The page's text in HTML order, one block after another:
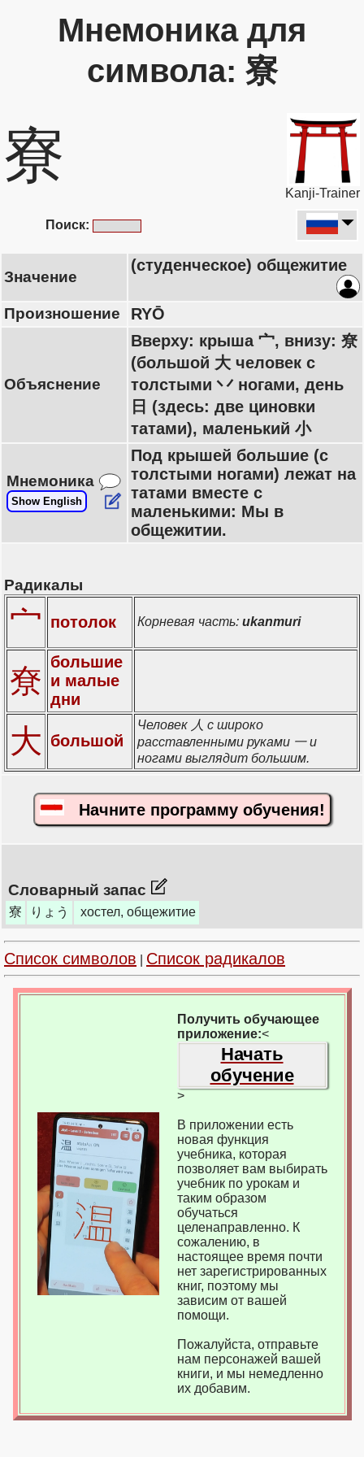
Мнемоника для
символа: 寮
寮
Kanji-Trainer
Поиск:
Значение
(студенческое) общежитие
Произношение RYŌ
Объяснение
Вверху: крыша 宀, внизу: 尞
(большой 大 человек с
толстыми 丷 ногами, день
日 (здесь: две циновки
татами), маленький 小
Мнемоника
Show English
Под крышей большие (с
толстыми ногами) лежат на
татами вместе с
маленькими: Мы в
общежитии.
Радикалы
宀 потолок Корневая часть: ukanmuri
尞
большие
и малые
дни
大 большой
Человек 人 с широко
расставленными руками 一 и
ногами выглядит большим.
Начните программу обучения!
Словарный запас
寮 りょう хостел, общежитие
Список символов Список радикалов
Получить обучающее
приложение:<
Начать
обучение
>
В приложении есть
новая функция
учебника, которая
позволяет вам выбирать
учебник по урокам и
таким образом
обучаться
целенаправленно. К
сожалению, в
настоящее время почти
нет зарегистрированных
книг, поэтому мы
зависим от вашей
помощи.
Пожалуйста, отправьте
нам персонажей вашей
книги, и мы немедленно
их добавим.